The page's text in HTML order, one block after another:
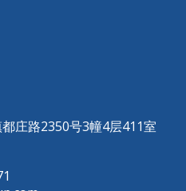
庄路2350号3幢4层411室